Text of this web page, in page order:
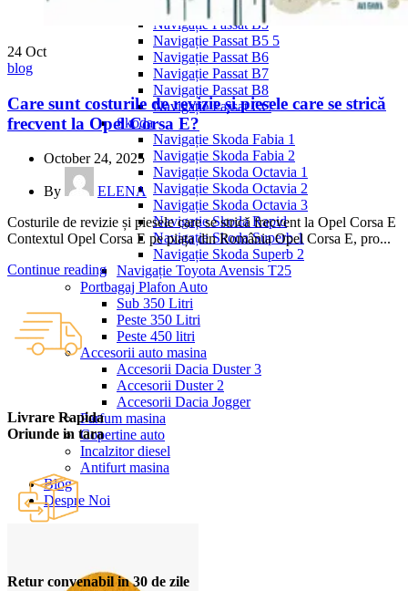
Navigație Passat B5
Navigație Passat B5 5
Navigație Passat B6
Navigație Passat B7
Navigație Passat B8
Navigație Passat CC
Skoda
Navigație Skoda Fabia 1
Navigație Skoda Fabia 2
Navigație Skoda Octavia 1
Navigație Skoda Octavia 2
Navigație Skoda Octavia 3
Navigație Skoda Rapid
Navigație Skoda Superb 1
Navigație Skoda Superb 2
Navigație Toyota Avensis T25
Portbagaj Plafon Auto
Sub 350 Litri
Peste 350 Litri
Peste 450 litri
Accesorii auto masina
Accesorii Dacia Duster 3
Accesorii Duster 2
Accesorii Dacia Jogger
Parfum masina
Copertine auto
Incalzitor diesel
Antifurt masina
Blog
Despre Noi
24 Oct
blog
Care sunt costurile de revizie și piesele care se strică
frecvent la Opel Corsa E?
October 24, 2025
By
ELENA
Costurile de revizie și piesele care se strică frecvent la Opel Corsa E
Contextul Opel Corsa E pe piața din România Opel Corsa E, pro...
Continue reading
Livrare Rapida
Oriunde in tara
Retur convenabil in 30 de zile